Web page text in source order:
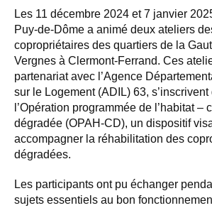
Les 11 décembre 2024 et 7 janvier
Puy-de-Dôme a animé deux ateliers
copropriétaires des quartiers de la
Vergnes à Clermont-Ferrand. Ces
partenariat avec l’Agence
sur le Logement (ADIL) 63,
l’Opération programmée de l’habitat –
dégradée (OPAH-CD), un dispositif
accompagner la réhabilitation des
dégradées.
Les participants ont pu échanger
sujets essentiels au bon